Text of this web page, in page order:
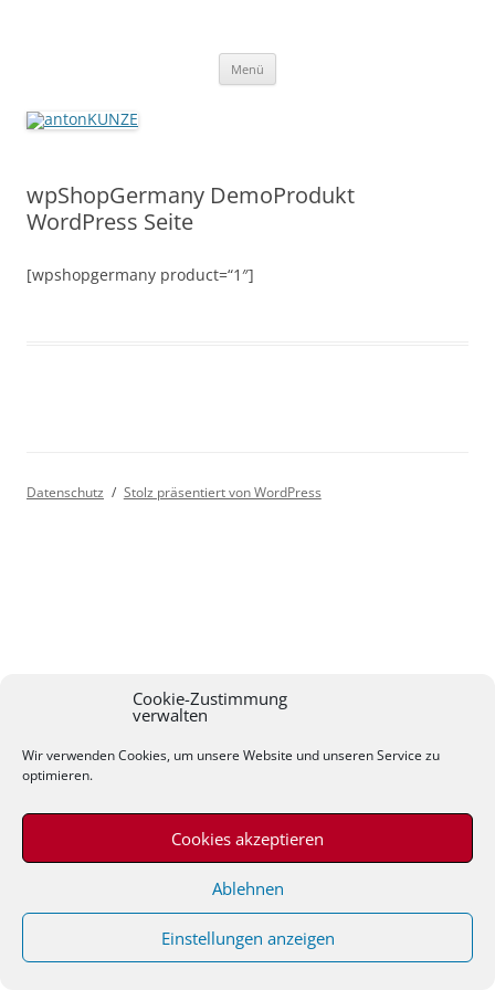
Cookie-Zustimmung
verwalten
Wir verwenden Cookies, um unsere Website und unseren Service zu
optimieren.
Cookies akzeptieren
Ablehnen
Einstellungen anzeigen
Menü
wpShopGermany DemoProdukt
WordPress Seite
[wpshopgermany product=“1″]
Datenschutz Stolz präsentiert von WordPress